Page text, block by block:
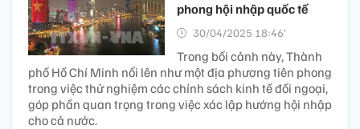
phong hội nhập quốc tế
30/04/2025 18:46’
Trong bối cảnh này, Thành
phố Hồ Chí Minh nổi lên như một địa phương tiên phong
trong việc thử nghiệm các chính sách kinh tế đối ngoại,
góp phần quan trọng trong việc xác lập hướng hội nhập
cho cả nước.